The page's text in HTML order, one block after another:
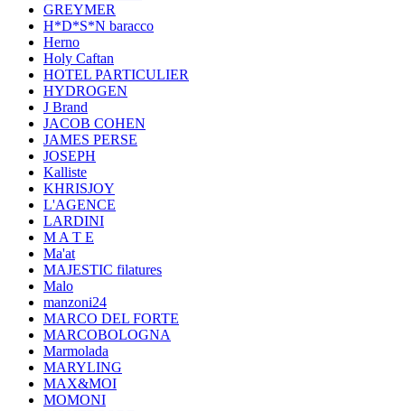
GREYMER
H*D*S*N baracco
Herno
Holy Caftan
HOTEL PARTICULIER
HYDROGEN
J Brand
JACOB COHEN
JAMES PERSE
JOSEPH
Kalliste
KHRISJOY
L'AGENCE
LARDINI
M A T E
Ma'at
MAJESTIC filatures
Malo
manzoni24
MARCO DEL FORTE
MARCOBOLOGNA
Marmolada
MARYLING
MAX&MOI
MOMONI